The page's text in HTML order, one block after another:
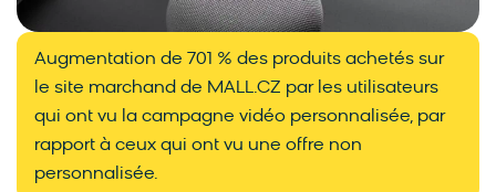
Augmentation de 701 % des produits achetés sur
le site marchand de MALL.CZ par les utilisateurs
qui ont vu la campagne vidéo personnalisée, par
rapport à ceux qui ont vu une offre non
personnalisée.